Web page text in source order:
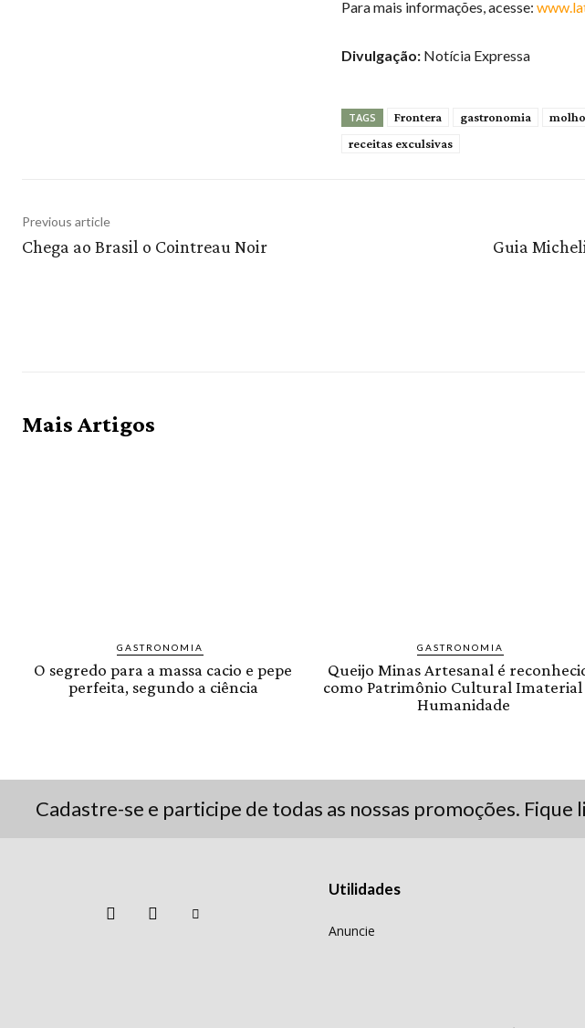
Para mais informações, acesse:
Divulgação: Notícia Expressa
TAGS Frontera gastronomia
receitas exculsivas
Previous article
Chega ao Brasil o Cointreau Noir
Guia
Mais Artigos
GASTRONOMIA
O segredo para a massa cacio e pepe
perfeita, segundo a ciência
GASTRONOMIA
Queijo Minas Artesanal é
como Patrimônio Cultural Imaterial
Humanidade
Cadastre-se e participe de todas as nossas promoções. Fique
Utilidades
Anuncie